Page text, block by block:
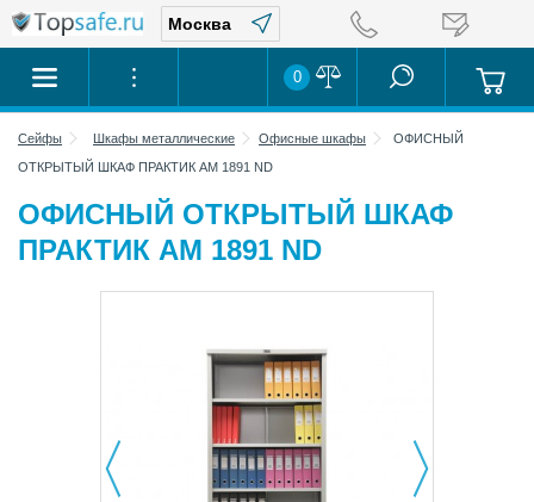
0
Сейфы Шкафы металлические Офисные шкафы
ОФИСНЫЙ
ОТКРЫТЫЙ ШКАФ ПРАКТИК AM 1891 ND
ОФИСНЫЙ ОТКРЫТЫЙ ШКАФ
ПРАКТИК AM 1891 ND